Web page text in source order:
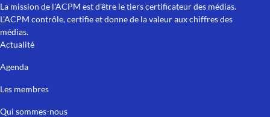
La mission de l'ACPM est d'être le tiers certificateur des médias.
L'ACPM contrôle, certifie et donne de la valeur aux chiffres des
médias.
Actualité
Agenda
Les membres
Qui sommes-nous